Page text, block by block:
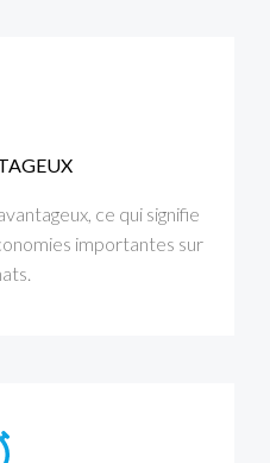
ce qui signifie
importantes sur